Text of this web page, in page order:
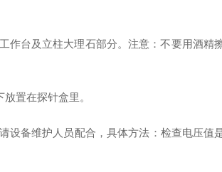
台及立柱大理石部分。注意：不要用酒精
置在探针盒里。
备维护人员配合，具体方法：检查电压值